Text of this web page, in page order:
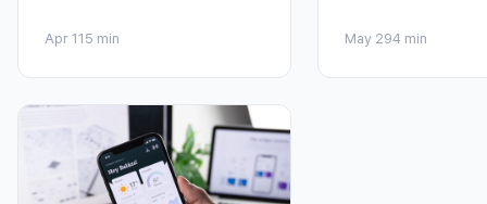
Apr 11 5 min May 294 min